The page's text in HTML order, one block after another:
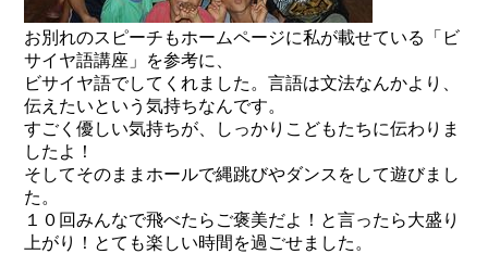
お別れのスピーチもホームページに私が載せている「ビ
サイヤ語講座」を参考に、
ビサイヤ語でしてくれました。言語は文法なんかより、
伝えたいという気持ちなんです。
すごく優しい気持ちが、しっかりこどもたちに伝わりま
したよ！
そしてそのままホールで縄跳びやダンスをして遊びまし
た。
１０回みんなで飛べたらご褒美だよ！と言ったら大盛り
上がり！とても楽しい時間を過ごせました。